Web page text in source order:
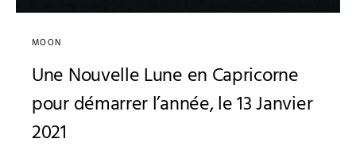
MOON
Une Nouvelle Lune en Capricorne
pour démarrer l’année, le 13 Janvier
2021